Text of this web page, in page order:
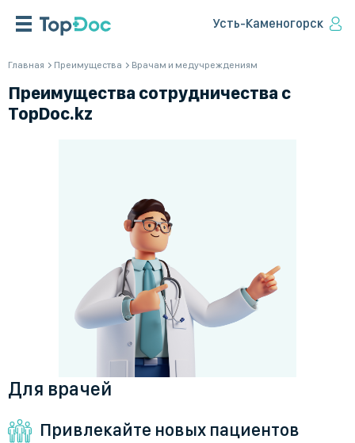
Усть-Каменогорск
Главная Преимущества Врачам и медучреждениям
Преимущества сотрудничества с
TopDoc.kz
Для врачей
Привлекайте новых пациентов